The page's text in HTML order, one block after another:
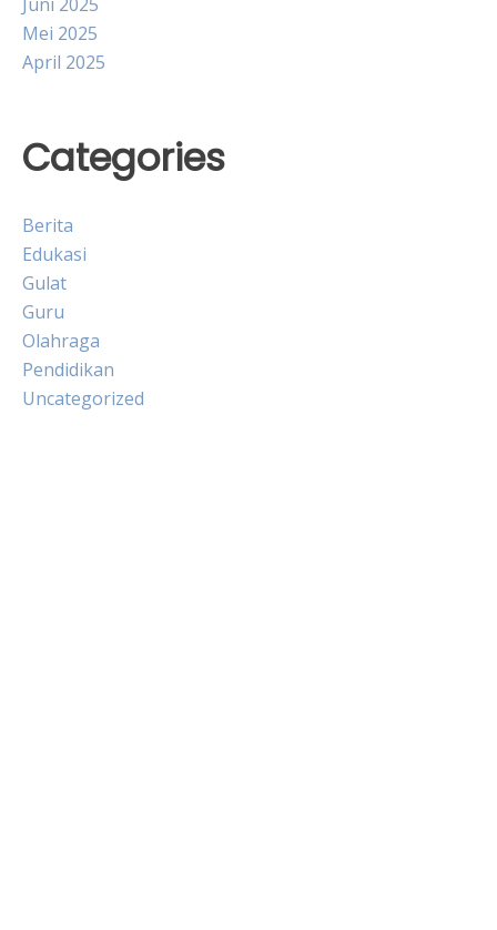
Mei 2025
April 2025
Categories
Berita
Edukasi
Gulat
Guru
Olahraga
Pendidikan
Uncategorized